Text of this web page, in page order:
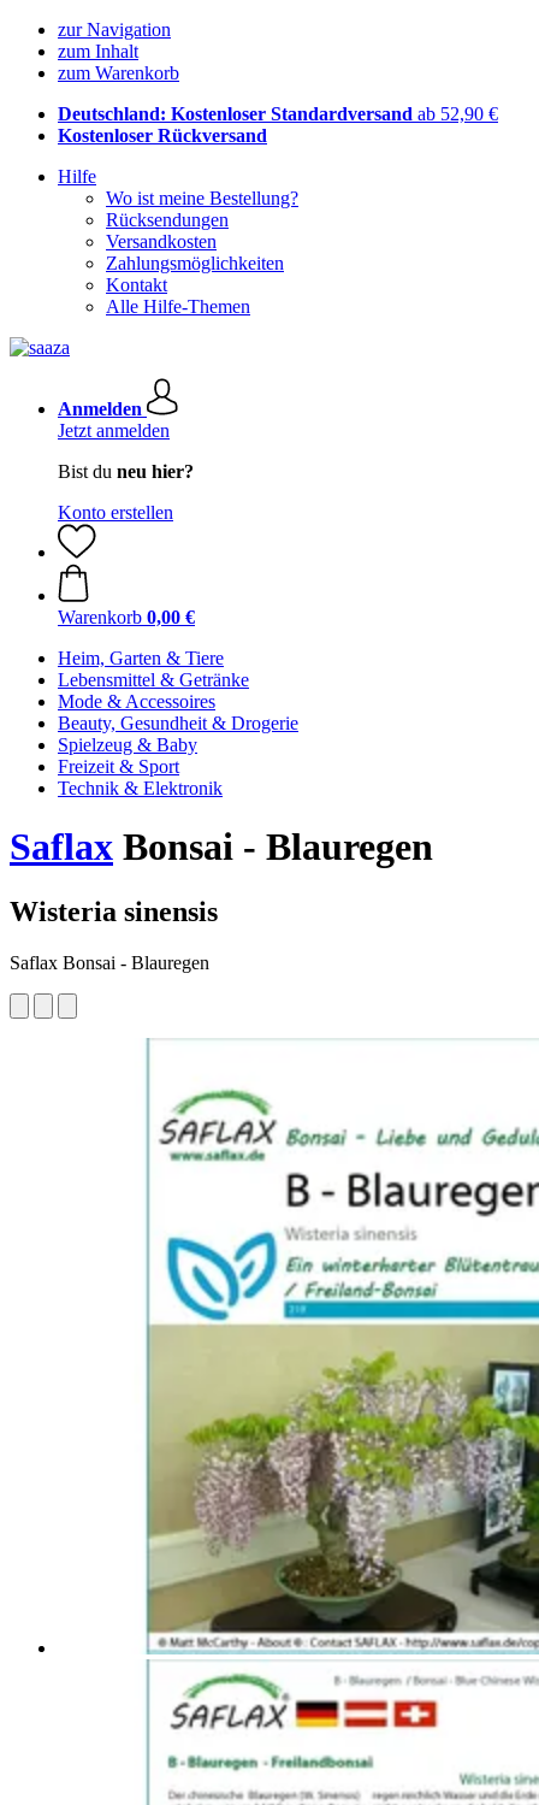
zur Navigation
zum Inhalt
zum Warenkorb
Deutschland: Kostenloser Standardversand ab 52,90 €
Kostenloser Rückversand
Hilfe
Wo ist meine Bestellung?
Rücksendungen
Versandkosten
Zahlungsmöglichkeiten
Kontakt
Alle Hilfe-Themen
Anmelden
Jetzt anmelden
Bist du neu hier?
Konto erstellen
Warenkorb 0,00 €
Heim, Garten & Tiere
Lebensmittel & Getränke
Mode & Accessoires
Beauty, Gesundheit & Drogerie
Spielzeug & Baby
Freizeit & Sport
Technik & Elektronik
Saflax Bonsai - Blauregen
Wisteria sinensis
Saflax Bonsai - Blauregen